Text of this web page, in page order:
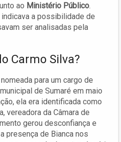
ao Ministério Público.
a possibilidade de
ser analisadas pela
Carmo Silva?
para um cargo de
de Sumaré em maio
ela era identificada como
vereadora da Câmara de
gerou desconfiança e
presença de Bianca nos